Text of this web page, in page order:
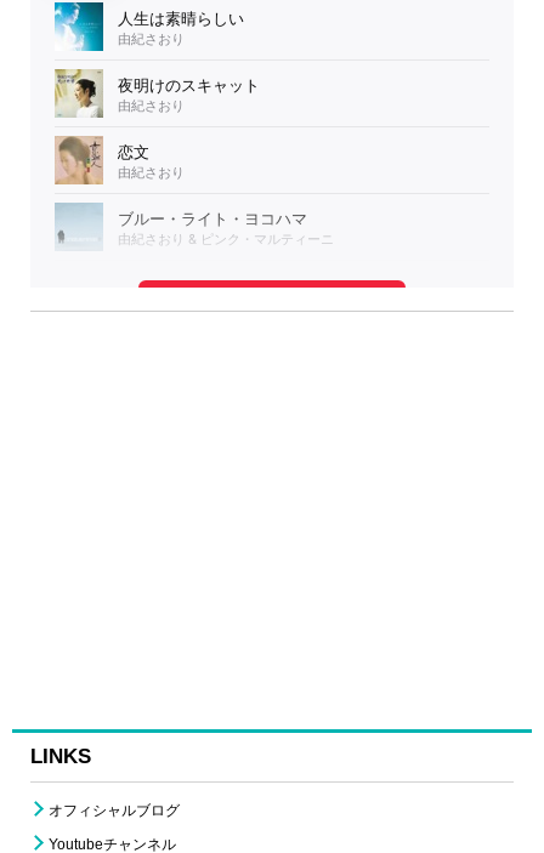
LINKS
オフィシャルブログ
Youtubeチャンネル